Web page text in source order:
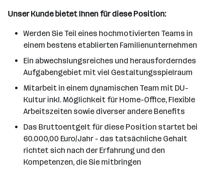
Unser Kunde bietet Ihnen für diese Position:
Werden Sie Teil eines hochmotivierten Teams in
einem bestens etablierten Familienunternehmen
Ein abwechslungsreiches und herausforderndes
Aufgabengebiet mit viel Gestaltungsspielraum
Mitarbeit in einem dynamischen Team mit DU-
Kultur inkl. Möglichkeit für Home-Office, Flexible
Arbeitszeiten sowie diverser andere Benefits
Das Bruttoentgelt für diese Position startet bei
60.000,00 Euro/Jahr - das tatsächliche Gehalt
richtet sich nach der Erfahrung und den
Kompetenzen, die Sie mitbringen